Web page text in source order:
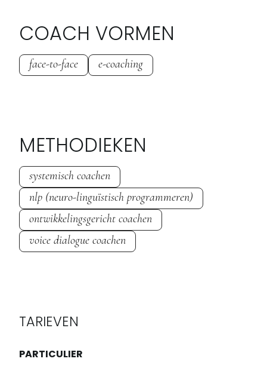
COACH VORMEN
face-to-face e-coaching
METHODIEKEN
systemisch coachen
nlp (neuro-linguïstisch programmeren)
ontwikkelingsgericht coachen
voice dialogue coachen
TARIEVEN
PARTICULIER